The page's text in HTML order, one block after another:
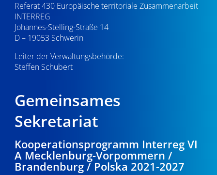
Referat 430 Europäische territoriale Zusammenarbeit
INTERREG
Johannes-Stelling-Straße 14
D – 19053 Schwerin
Leiter der Verwaltungsbehörde:
Steffen Schubert
Gemeinsames
Sekretariat
Kooperationsprogramm Interreg VI
A Mecklenburg-Vorpommern /
Brandenburg / Polska 2021-2027